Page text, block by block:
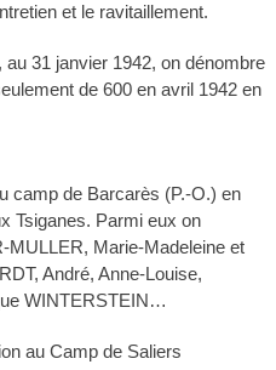
et le ravitaillement.
31 janvier 1942, on dénombre
de 600 en avril 1942 en
camp de Barcarès (P.-O.) en
Tsiganes. Parmi eux on
MULLER, Marie-Madeleine et
André, Anne-Louise,
WINTERSTEIN…
au Camp de Saliers